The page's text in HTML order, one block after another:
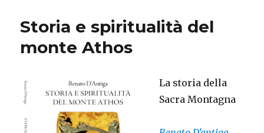
Storia e spiritualità del
monte Athos
La storia della
Sacra Montagna